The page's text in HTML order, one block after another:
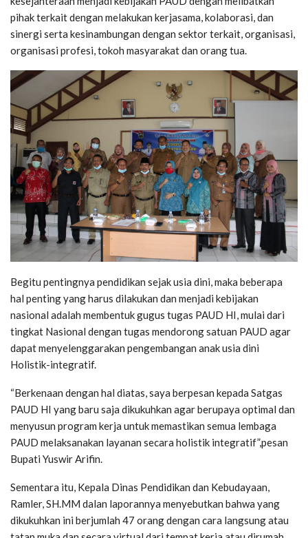
pihak terkait dengan melakukan kerjasama, kolaborasi, dan
sinergi serta kesinambungan dengan sektor terkait, organisasi,
organisasi profesi, tokoh masyarakat dan orang tua.
Begitu pentingnya pendidikan sejak usia dini, maka beberapa
hal penting yang harus dilakukan dan menjadi kebijakan
nasional adalah membentuk gugus tugas PAUD HI, mulai dari
tingkat Nasional dengan tugas mendorong satuan PAUD agar
dapat menyelenggarakan pengembangan anak usia dini
Holistik-integratif.
“Berkenaan dengan hal diatas, saya berpesan kepada Satgas
PAUD HI yang baru saja dikukuhkan agar berupaya optimal dan
menyusun program kerja untuk memastikan semua lembaga
PAUD melaksanakan layanan secara holistik integratif”,pesan
Bupati Yuswir Arifin.
Sementara itu, Kepala Dinas Pendidikan dan Kebudayaan,
Ramler, SH.MM dalan laporannya menyebutkan bahwa yang
dikukuhkan ini berjumlah 47 orang dengan cara langsung atau